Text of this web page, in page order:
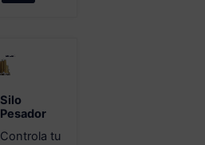
Silo
Pesador
Controla tu